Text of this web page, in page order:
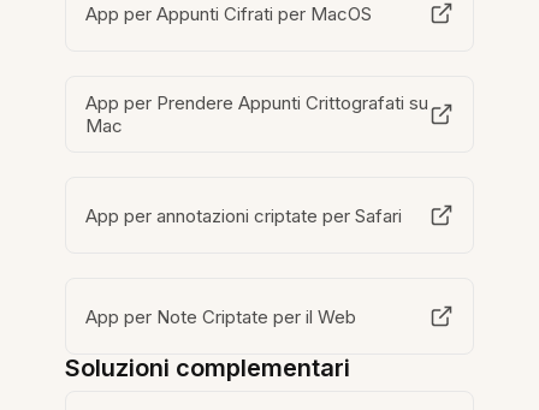
App per Appunti Cifrati per MacOS
App per Prendere Appunti Crittografati su
Mac
App per annotazioni criptate per Safari
App per Note Criptate per il Web
Soluzioni complementari